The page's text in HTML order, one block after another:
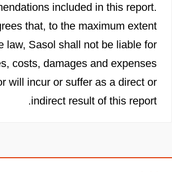
included in this report.
that, to the maximum extent
law, Sasol shall not be liable for
costs, damages and expenses
will incur or suffer as a direct or
indirect result of this report.